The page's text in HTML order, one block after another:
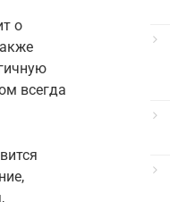
о
всегда